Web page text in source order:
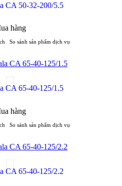
CA 50-32-200/5.5
hàng
So sánh sản phẩm dịch vụ
CA 65-40-125/1.5
hàng
So sánh sản phẩm dịch vụ
CA 65-40-125/2.2